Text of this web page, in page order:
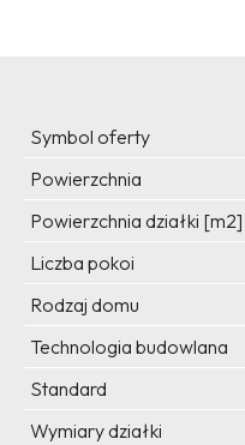
Symbol oferty
Powierzchnia
Powierzchnia działki [m2]
Liczba pokoi
Rodzaj domu
Technologia budowlana
Standard
Wymiary działki